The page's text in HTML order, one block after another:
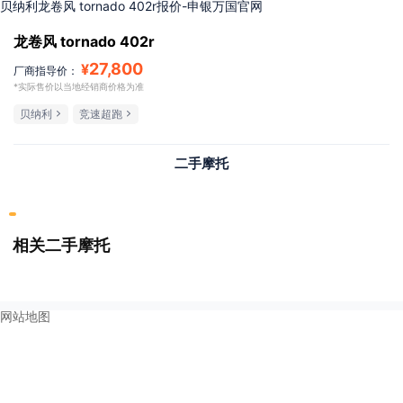
贝纳利龙卷风 tornado 402r报价-申银万国官网
龙卷风 tornado 402r
厂商指导价： ¥27,800
*实际售价以当地经销商价格为准
贝纳利 竞速超跑
二手摩托
相关二手摩托
网站地图